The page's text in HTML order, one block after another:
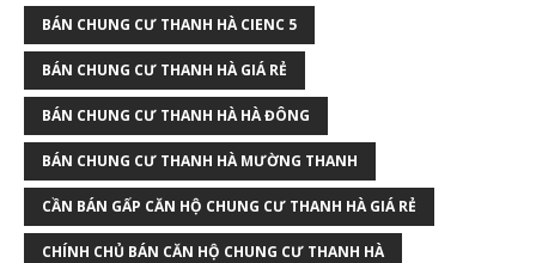
BÁN CHUNG CƯ THANH HÀ CIENC 5
BÁN CHUNG CƯ THANH HÀ GIÁ RẺ
BÁN CHUNG CƯ THANH HÀ HÀ ĐÔNG
BÁN CHUNG CƯ THANH HÀ MƯỜNG THANH
CẦN BÁN GẤP CĂN HỘ CHUNG CƯ THANH HÀ GIÁ RẺ
CHÍNH CHỦ BÁN CĂN HỘ CHUNG CƯ THANH HÀ